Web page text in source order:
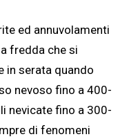
ed annuvolamenti
fredda che si
in serata quando
nevoso fino a 400-
nevicate fino a 300-
di fenomeni